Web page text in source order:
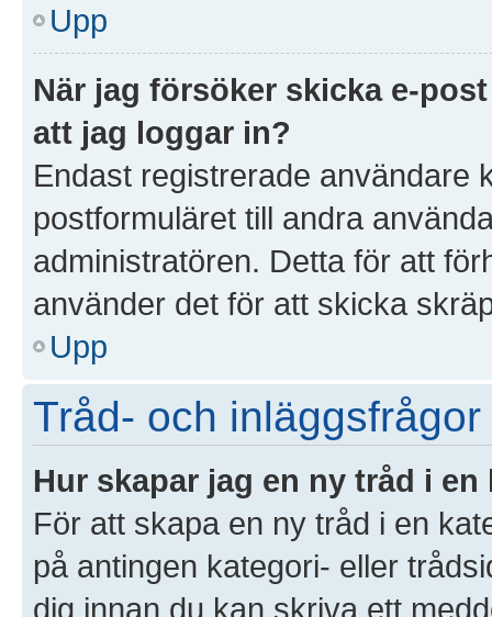
Upp
När jag försöker skicka e-
att jag loggar in?
Endast registrerade användare
postformuläret till andra
administratören. Detta för att
använder det för att skicka
Upp
Tråd- och inläggsfrågor
Hur skapar jag en ny tråd i en
För att skapa en ny tråd i en
på antingen kategori- eller
dig innan du kan skriva ett